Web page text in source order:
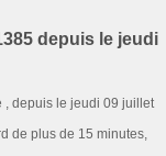
depuis le jeudi
, depuis le jeudi 09 juillet
de plus de 15 minutes,